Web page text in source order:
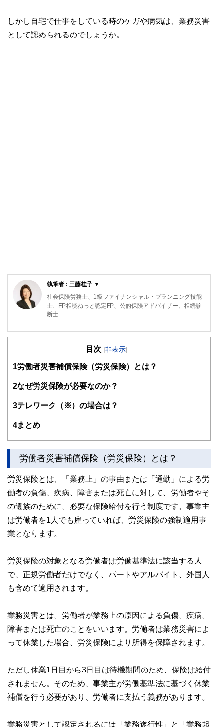
しかし自宅で仕事をしている時のケガや病気は、業務災害
として認められるのでしょうか。
執筆者 : 三藤桂子 ▼
社会保険労務士、1級ファイナンシャル・プランニング技能
士、FP相談ねっと認定FP、公的保険アドバイザー、相続診
断士
大学卒業後、公務員、専業主婦、自営業、会社員、シングル
の資格を取得し、個人事業主から社会保険労務士法人エニシ
う二刀流で活動することで、会社側と社員（個人）側、お互
いの立場・主張を理解し、一方通行的なアドバイスにならな
https://sr-enishiafp.com/
目次 [非表示]
1 労働者災害補償保険（労災保険）とは？
2なぜ労災保険が必要なのか？
3テレワーク（※）の場合は？
4まとめ
労働者災害補償保険（労災保険）とは？
労災保険とは、「業務上」の事由または「通勤」による労
働者の負傷、疾病、障害または死亡に対して、労働者やそ
の遺族のために、必要な保険給付を行う制度です。事業主
は労働者を1人でも雇っていれば、労災保険の強制適用事
業となります。
労災保険の対象となる労働者は労働基準法に該当する人
で、正規労働者だけでなく、パートやアルバイト、外国人
も含めて適用されます。
業務災害とは、労働者が業務上の原因による負傷、疾病、
障害または死亡のことをいいます。労働者は業務災害によ
って休業した場合、労災保険により所得を保障されます。
ただし休業1日目から3日目は待機期間のため、保険は給付
されません。そのため、事業主が労働基準法に基づく休業
補償を行う必要があり、労働者に支払う義務があります。
業務災害として認定されるには「業務遂行性」と「業務起